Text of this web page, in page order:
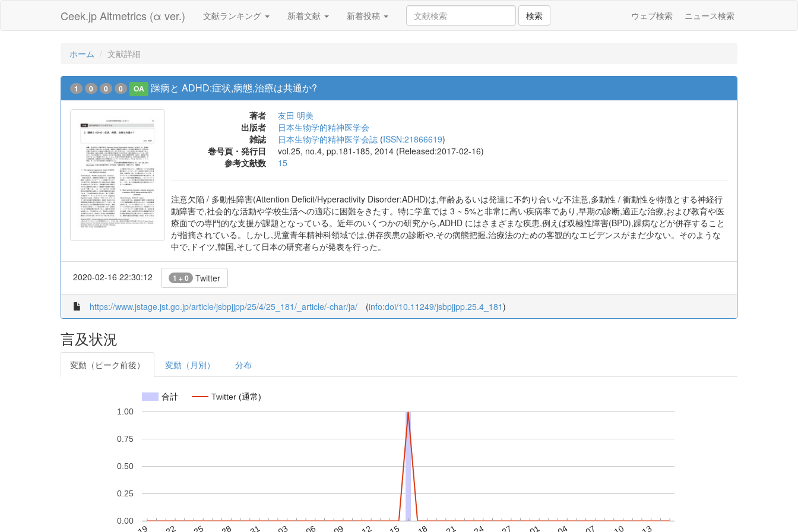
Ceek.jp Altmetrics (α ver.) 文献ランキング 新着文献 新着投稿 検索 ウェブ検索 ニュース検索
ホーム 文献詳細
1 0 0 0 OA 躁病と ADHD:症状,病態,治療は共通か?
著者
友田 明美
出版者
日本生物学的精神医学会
雑誌
日本生物学的精神医学会誌 (ISSN:21866619)
巻号頁・発行日
vol.25, no.4, pp.181-185, 2014 (Released:2017-02-16)
参考文献数
15
注意欠陥 / 多動性障害(Attention Deﬁcit/Hyperactivity Disorder:ADHD)は,年齢あるいは発達に不釣り合いな不注意,多動性 / 衝動性を特徴とする神経行
動障害で,社会的な活動や学校生活への適応に困難をきたす。特に学童では 3 ~ 5%と非常に高い疾病率であり,早期の診断,適正な治療,および教育や医
療面での専門的な支援が課題となっている。近年のいくつかの研究から,ADHD にはさまざまな疾患,例えば双極性障害(BPD),躁病などが併存すること
が指摘されている。しかし,児童青年精神科領域では,併存疾患の診断や,その病態把握,治療法のための客観的なエビデンスがまだ少ない。そのような
中で,ドイツ,韓国,そして日本の研究者らが発表を行った。
2020-02-16 22:30:12 1 + 0 Twitter
https://www.jstage.jst.go.jp/article/jsbpjjpp/25/4/25_181/_article/-char/ja/ (info:doi/10.11249/jsbpjjpp.25.4_181)
言及状況
変動（ピーク前後） 変動（月別） 分布
合計 Twitter (通常)
0.00
0.25
0.50
0.75
1.00